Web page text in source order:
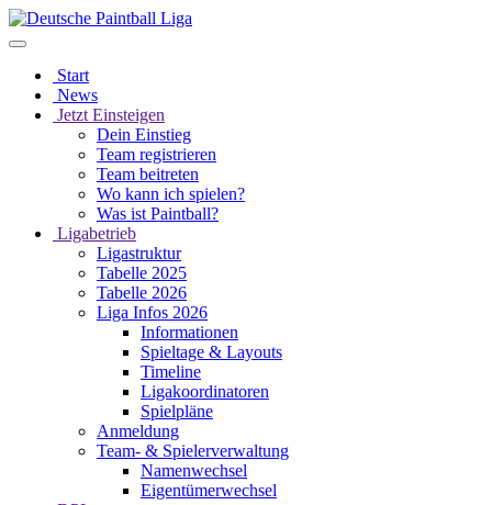
Start
News
Jetzt Einsteigen
Dein Einstieg
Team registrieren
Team beitreten
Wo kann ich spielen?
Was ist Paintball?
Ligabetrieb
Ligastruktur
Tabelle 2025
Tabelle 2026
Liga Infos 2026
Informationen
Spieltage & Layouts
Timeline
Ligakoordinatoren
Spielpläne
Anmeldung
Team- & Spielerverwaltung
Namenwechsel
Eigentümerwechsel